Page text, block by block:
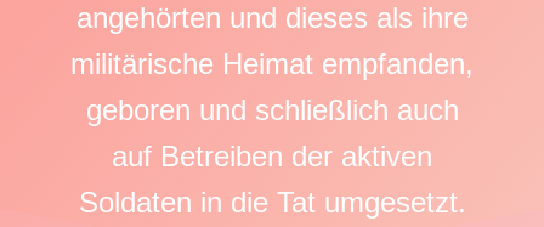
angehörten und dieses als ihre
militärische Heimat empfanden,
geboren und schließlich auch
auf Betreiben der aktiven
Soldaten in die Tat umgesetzt.